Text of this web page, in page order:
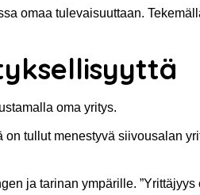
omaa tulevaisuuttaan.
oma yritys.
tullut menestyvä siivousalan
ja tarinan ympärille. ”Yrittäjyys